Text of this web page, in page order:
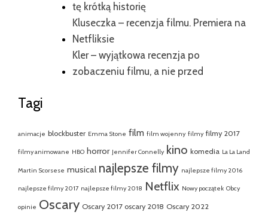
tę krótką historię
Kluseczka – recenzja filmu. Premiera na
Netfliksie
Kler – wyjątkowa recenzja po
zobaczeniu filmu, a nie przed
Tagi
animacje blockbuster Emma Stone film film wojenny filmy filmy 2017
filmy animowane HBO horror Jennifer Connelly kino komedia La La Land
Martin Scorsese musical najlepsze filmy najlepsze filmy 2016
najlepsze filmy 2017 najlepsze filmy 2018 Netflix Nowy początek Obcy
opinie Oscary Oscary 2017 oscary 2018 Oscary 2022